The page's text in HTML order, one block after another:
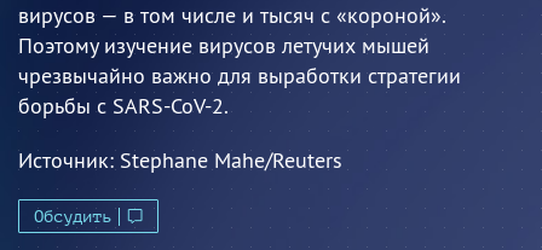
вирусов — в том числе и тысяч с «короной».
Поэтому изучение вирусов летучих мышей
чрезвычайно важно для выработки стратегии
борьбы с SARS-CoV-2.
Источник:Stephane Mahe/Reuters
Обсудить